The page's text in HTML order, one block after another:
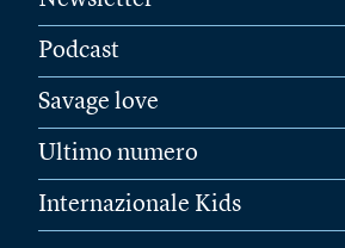
Podcast
Savage love
Ultimo numero
Internazionale Kids